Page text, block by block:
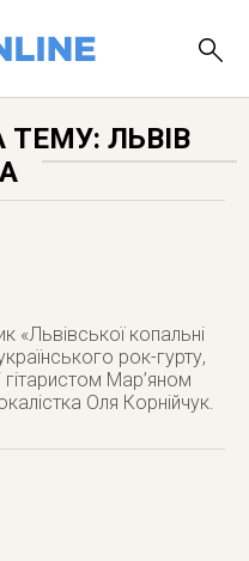
ТЕМУ: ЛЬВІВ
«Львівської копальні
рок-гурту,
Мар’яном
Оля Корнійчук.